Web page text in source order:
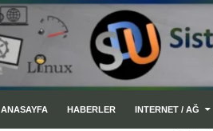
ANASAYFA
HABERLER INTERNET / AĞ